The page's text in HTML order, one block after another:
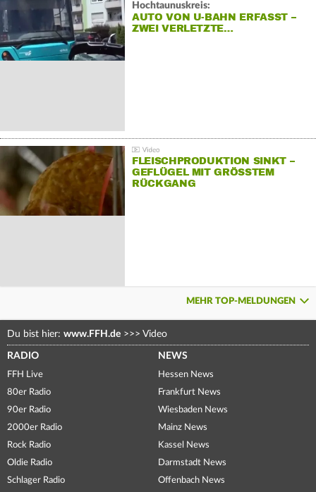
Hochtaunuskreis:
AUTO VON U-BAHN ERFASST –
ZWEI VERLETZTE…
FLEISCHPRODUKTION SINKT –
GEFLÜGEL MIT GRÖSSTEM R
ÜCKGANG
MEHR TOP-MELDUNGEN
Du bist hier: www.FFH.de >>> Video
RADIO
FFH Live
80er Radio
90er Radio
2000er Radio
Rock Radio
Oldie Radio
Schlager Radio
NEWS
Hessen News
Frankfurt News
Wiesbaden News
Mainz News
Kassel News
Darmstadt News
Offenbach News